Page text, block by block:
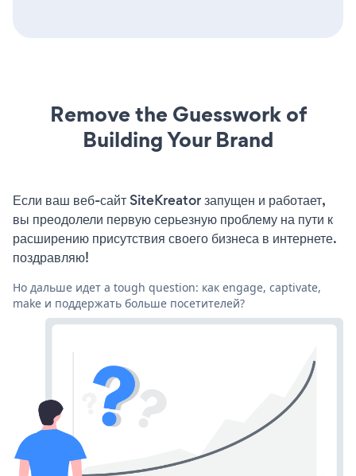
Remove the Guesswork of
Building Your Brand
Если ваш веб-сайт SiteKreator запущен и работает,
вы преодолели первую серьезную проблему на пути к
расширению присутствия своего бизнеса в интернете.
поздравляю!
Но дальше идет a tough question: как engage, captivate,
make и поддержать больше посетителей?